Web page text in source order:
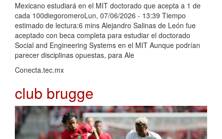
Mexicano estudiará en el MIT doctorado que acepta a 1 de
cada 100diegoromeroLun, 07/06/2026 - 13:39 Tiempo
estimado de lectura:6 mins Alejandro Salinas de León fue
aceptado con beca completa para estudiar el doctorado
Social and Engineering Systems en el MIT Aunque podrían
parecer disciplinas opuestas, para Ale
Conecta.tec.mx
club brugge